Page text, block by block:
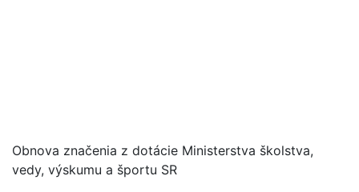
Obnova značenia z dotácie Ministerstva školstva,
vedy, výskumu a športu SR